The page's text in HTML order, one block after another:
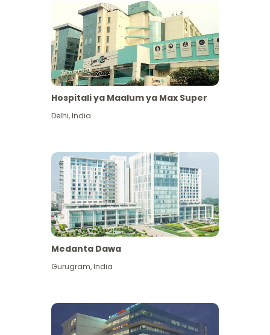
Hospitali ya Maalum ya Max Super
Delhi,India
Medanta Dawa
Gurugram,India